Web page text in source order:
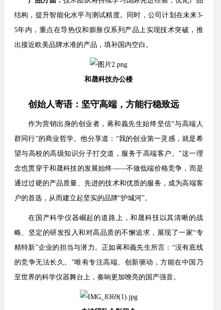
结构，提升智能化水平与测试精度。同时，公司计划在未来3-
5年内，重点在导热仪和膨胀仪系列产品上实现技术突破，推
出接近欧美品牌水准的产品，填补国内空白。
和晟科技办公楼
创始人寄语：坚守高端，方能行稳致远
作为营销出身的创业者，蒋和義先生始终坚信“与高端人
群同行”的商业哲学。他分享道：“我的创业第一灵感，就是希
望与高校的高级知识分子打交道，服务于高端客户。”这一理
念也贯穿于和晟科技的发展始终——不做低端价格竞争，而是
通过过硬的产品质量、先进的技术和优质的服务，成为高端客
户的首选，从而建立起坚实的品牌“护城河”。
在国产科学仪器崛起的道路上，和晟科技以其清晰的战
略、坚定的研发投入和对高品质的不懈追求，展现了一家“专
精特新”企业的担当与潜力。正如蒋和義先生所言：“没有底线
的竞争无法长久。”唯有专注高端、创新驱动，方能在中国乃
至世界的科学仪器舞台上，奏响更加嘹亮的国产强音。